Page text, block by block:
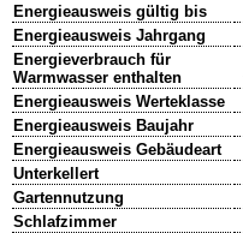
Energieausweis gültig bis
Energieausweis Jahrgang
Energieverbrauch für
Warmwasser enthalten
Energieausweis Werteklasse
Energieausweis Baujahr
Energieausweis Gebäudeart
Unterkellert
Gartennutzung
Schlafzimmer